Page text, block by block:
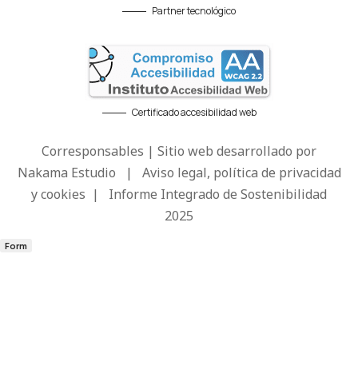
Partner tecnológico
Certificado accesibilidad web
Corresponsables | Sitio web desarrollado por
Nakama Estudio | Aviso legal, política de privacidad
y cookies | Informe Integrado de Sostenibilidad
2025
Form